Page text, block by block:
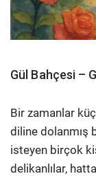
Gül Bahçesi –
Bir zamanlar
diline dolanmış
isteyen birçok
delikanlılar,